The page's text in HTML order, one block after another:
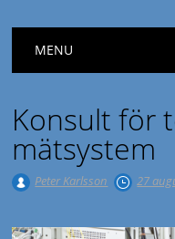
Huvudmeny
MENU
Konsult för
mätsystem
Peter Karlsson 27